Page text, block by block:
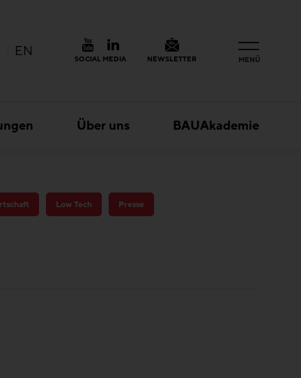
MENÜ
EN SOCIAL MEDIA NEWSLETTER
Über uns BAUAkademie
Low Tech Presse